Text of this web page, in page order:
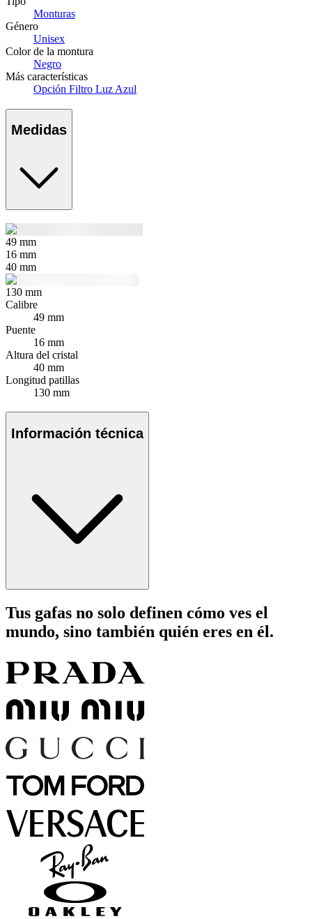
Monturas
Género
Unisex
Color de la montura
Negro
Más características
Opción Filtro Luz Azul
Medidas
49 mm
16 mm
40 mm
130 mm
Calibre
49 mm
Puente
16 mm
Altura del cristal
40 mm
Longitud patillas
130 mm
Información técnica
Tus gafas no solo definen cómo ves el
mundo, sino también quién eres en él.